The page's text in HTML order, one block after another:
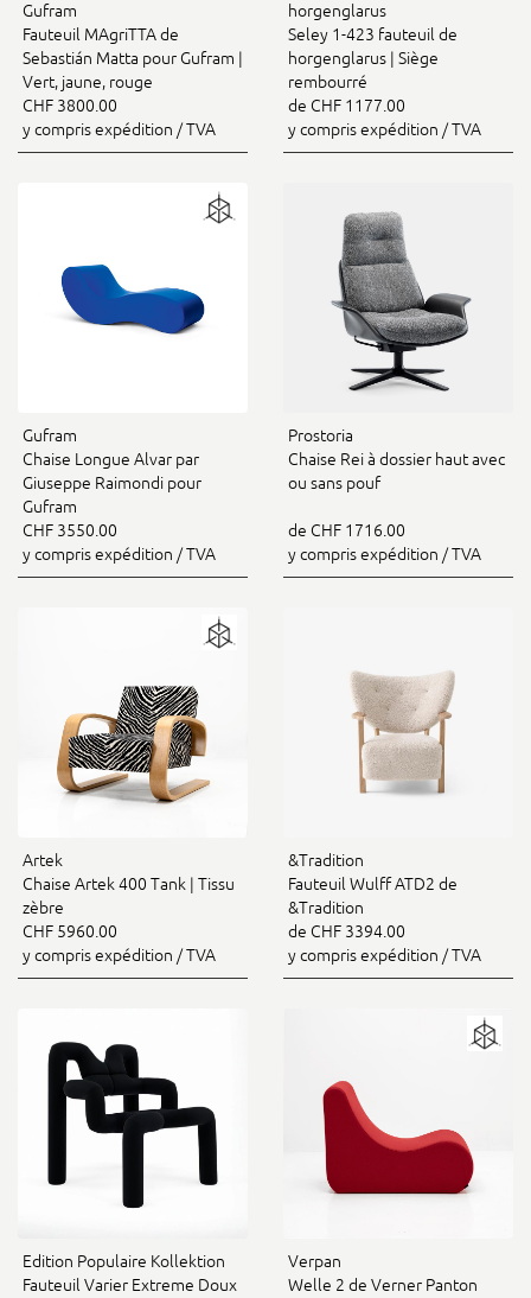
Gufram
Fauteuil MAgriTTA de
Sebastián Matta pour Gufram |
Vert, jaune, rouge
CHF 3800.00
y compris expédition / TVA
horgenglarus
Seley 1-423 fauteuil de
horgenglarus | Siège
rembourré
de CHF 1177.00
y compris expédition / TVA
Gufram
Chaise Longue Alvar par
Giuseppe Raimondi pour
Gufram
CHF 3550.00
y compris expédition / TVA
Prostoria
Chaise Rei à dossier haut avec
ou sans pouf
de CHF 1716.00
y compris expédition / TVA
Artek
Chaise Artek 400 Tank | Tissu
zèbre
CHF 5960.00
y compris expédition / TVA
&Tradition
Fauteuil Wulff ATD2 de
&Tradition
de CHF 3394.00
y compris expédition / TVA
Edition Populaire Kollektion
Fauteuil Varier Extreme Doux
Verpan
Welle 2 de Verner Panton